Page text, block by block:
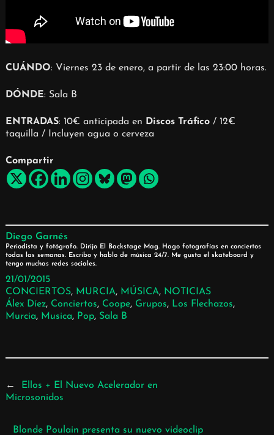
CUÁNDO: Viernes 23 de enero, a partir de las 23:00 horas.
DÓNDE: Sala B
ENTRADAS: 10€ anticipada en Discos Tráfico/ 12€
taquilla / Incluyen agua o cerveza
Compartir
Diego Garnés
Periodista y fotógrafo. Dirijo El Backstage Mag. Hago fotografías en conciertos
todas las semanas. Escribo y hablo de música 24/7. Me gusta el skateboard y
tengo muchas redes sociales.
21/01/2015
CONCIERTOS, MURCIA, MÚSICA, NOTICIAS
Álex Díez, Conciertos, Coope, Grupos, Los Flechazos ,
Murcia, Musica, Pop, Sala B
←
Ellos + El Nuevo Acelerador en
Microsonidos
Blonde Poulain presenta su nuevo videoclip